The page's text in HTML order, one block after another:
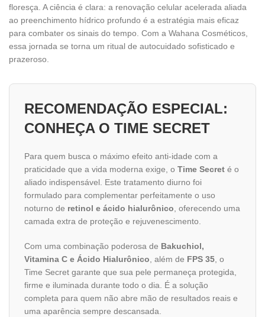
floresça. A ciência é clara: a renovação celular acelerada aliada
ao preenchimento hídrico profundo é a estratégia mais eficaz
para combater os sinais do tempo. Com a Wahana Cosméticos,
essa jornada se torna um ritual de autocuidado sofisticado e
prazeroso.
RECOMENDAÇÃO ESPECIAL:
CONHEÇA O TIME SECRET
Para quem busca o máximo efeito anti-idade com a
praticidade que a vida moderna exige, o Time Secret é o
aliado indispensável. Este tratamento diurno foi
formulado para complementar perfeitamente o uso
noturno de retinol e ácido hialurônico , oferecendo uma
camada extra de proteção e rejuvenescimento.
Com uma combinação poderosa de Bakuchiol,
Vitamina C e Ácido Hialurônico , além de FPS 35 , o
Time Secret garante que sua pele permaneça protegida,
firme e iluminada durante todo o dia. É a solução
completa para quem não abre mão de resultados reais e
uma aparência sempre descansada.